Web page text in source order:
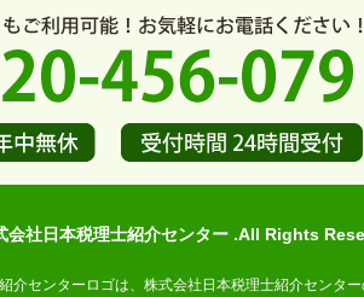
社日本税理士紹介センター .All Rights
介センターロゴは、株式会社日本税理士紹介センタ